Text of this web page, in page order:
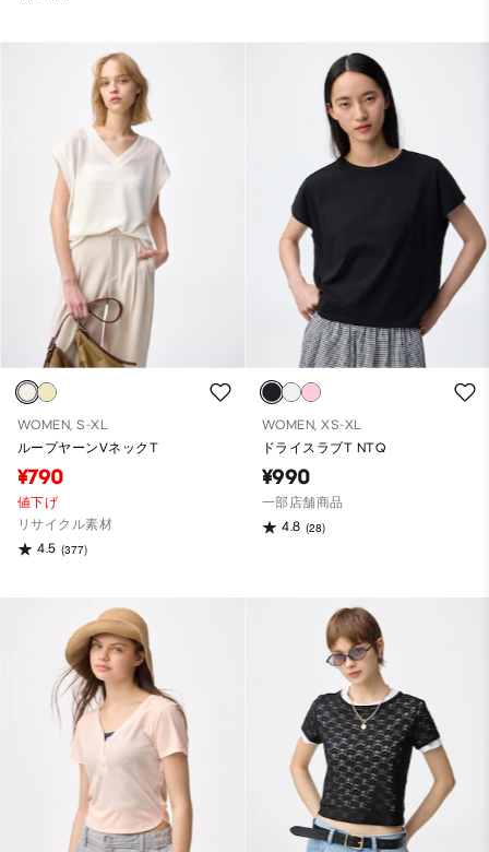
WOMEN, S-XL
ループヤーンVネックT
¥790
値下げ
リサイクル素材
4.5 (377)
WOMEN, XS-XL
ドライスラブT NTQ
¥990
一部店舗商品
4.8 (28)